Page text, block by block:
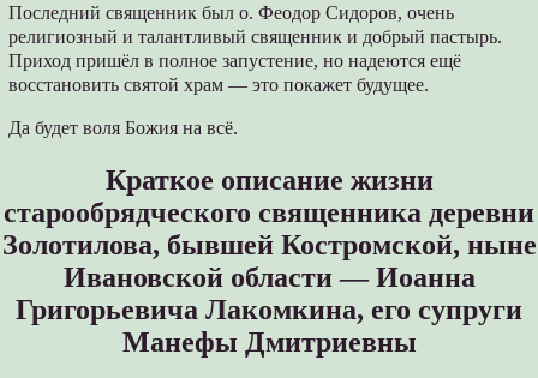
Последний священник был о. Феодор Сидоров, очень
религиозный и талантливый священник и добрый пастырь.
Приход пришёл в полное запустение, но надеются ещё
восстановить святой храм — это покажет будущее.
Да будет воля Божия на всё.
Краткое описание жизни
старообрядческого священника деревни
Золотилова, бывшей Костромской, ныне
Ивановской области — Иоанна
Григорьевича Лакомкина, его супруги
Манефы Дмитриевны